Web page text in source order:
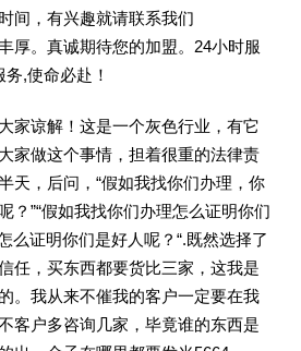
间，有兴趣就请联系我们
厚。真诚期待您的加盟。24小时服
,使命必赴！
家谅解！这是一个灰色行业，有它
家做这个事情，担着很重的法律责
天，后问，“假如我找你们办理，你
？”“假如我找你们办理怎么证明你们
么证明你们是好人呢？“.既然选择了
任，买东西都要货比三家，这我是
。我从来不催我的客户一定要在我
客户多咨询几家，毕竟谁的东西是